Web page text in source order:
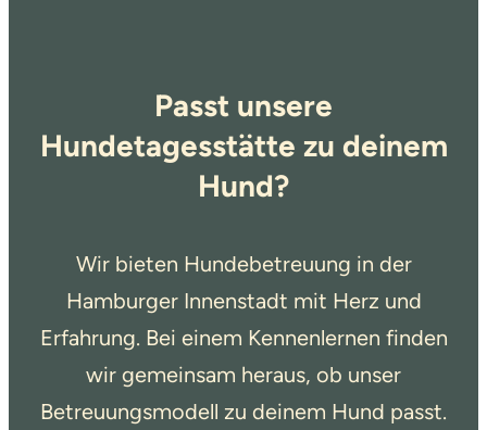
Passt unsere
Hundetagesstätte zu deinem
Hund?
Wir bieten Hundebetreuung in der
Hamburger Innenstadt mit Herz und
Erfahrung. Bei einem Kennenlernen finden
wir gemeinsam heraus, ob unser
Betreuungsmodell zu deinem Hund passt.